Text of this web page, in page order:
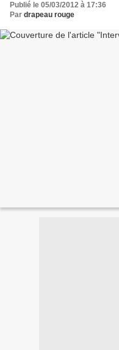
Publié le 05/03/2012 à 17:36
Par drapeau rouge